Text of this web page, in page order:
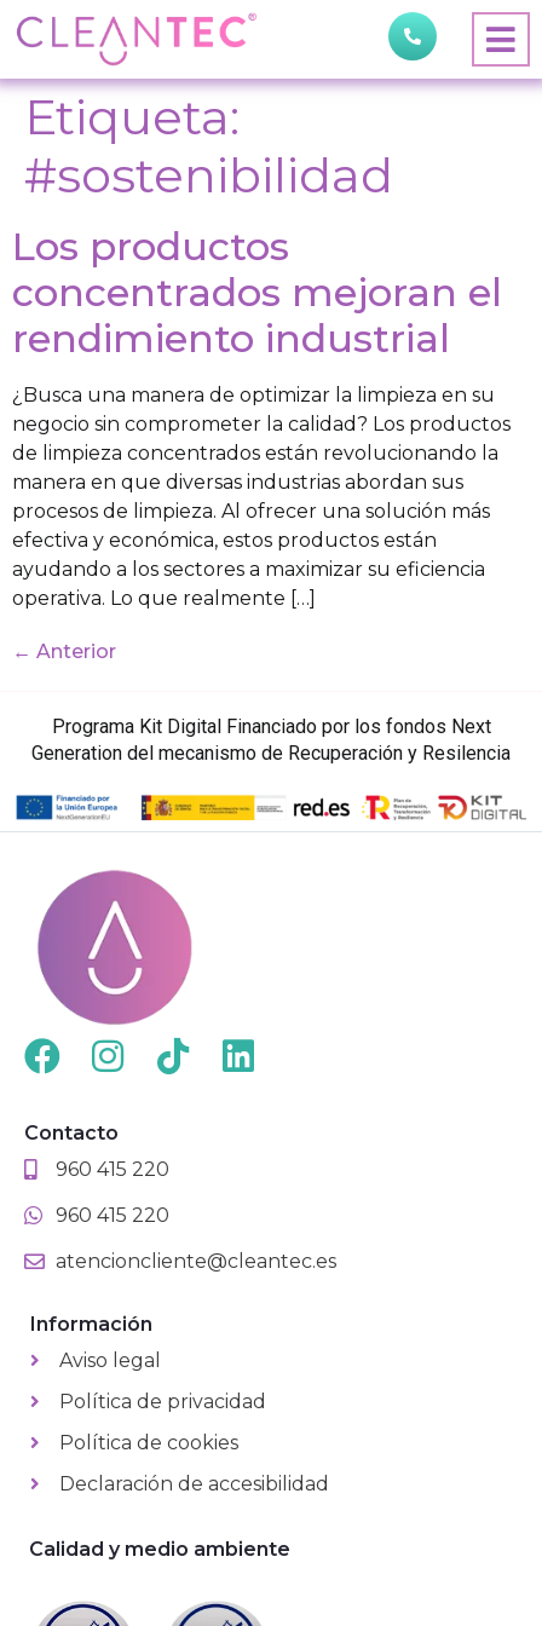
Etiqueta:
#sostenibilidad
Los productos
concentrados mejoran el
rendimiento industrial
¿Busca una manera de optimizar la limpieza en su
negocio sin comprometer la calidad? Los productos
de limpieza concentrados están revolucionando la
manera en que diversas industrias abordan sus
procesos de limpieza. Al ofrecer una solución más
efectiva y económica, estos productos están
ayudando a los sectores a maximizar su eficiencia
operativa. Lo que realmente […]
← Anterior
Programa Kit Digital Financiado por los fondos Next
Generation del mecanismo de Recuperación y Resilencia
Contacto
960 415 220
960 415 220
atencioncliente@cleantec.es
Información
Aviso legal
Política de privacidad
Política de cookies
Declaración de accesibilidad
Calidad y medio ambiente